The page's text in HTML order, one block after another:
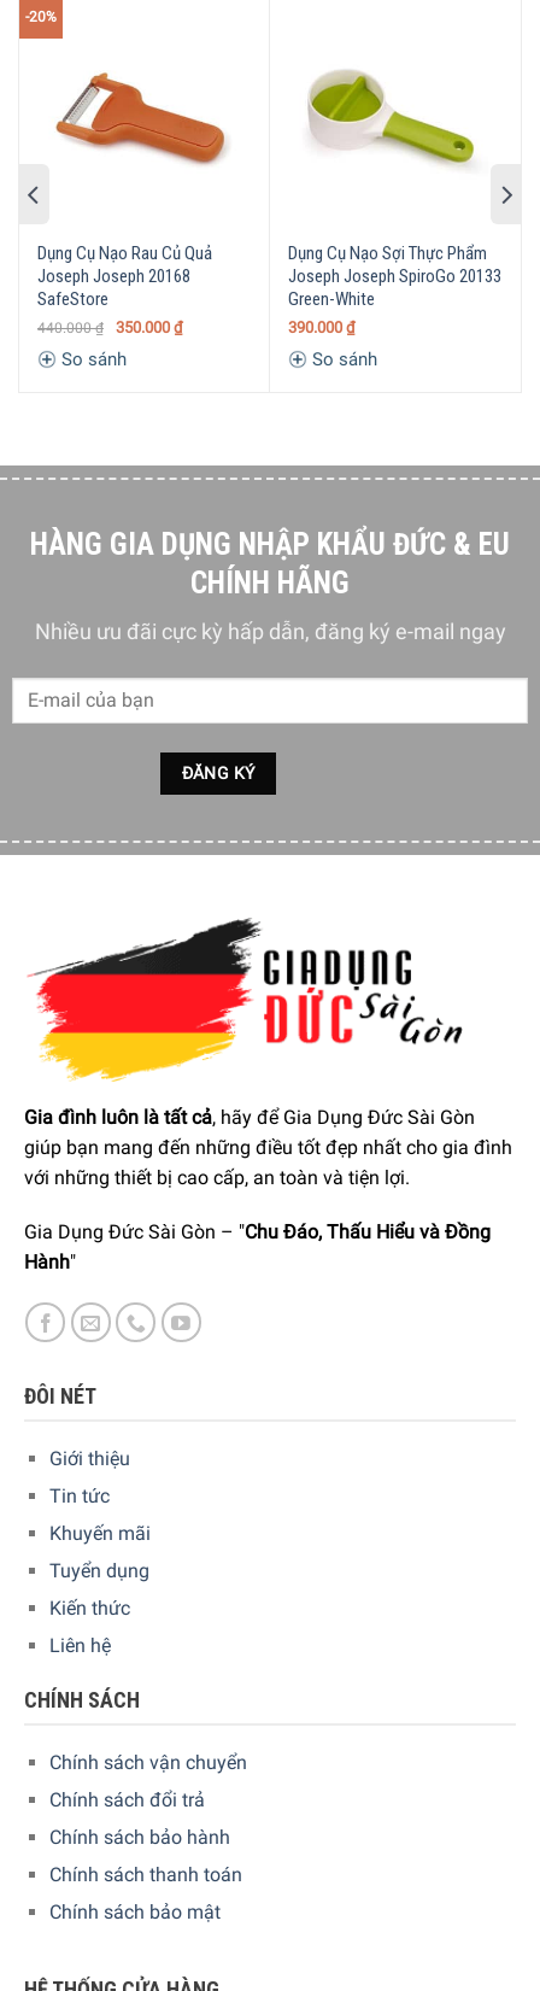
– Không chứa chất BPA độc hại – An toàn sức khẻo khi sử
dụng dao
– Dao gọt có thể rửa bằng máy rửa chén
1 lưỡi cạo cứng, thẳng dùng gọt vỏ các loại rau củ quả
như: khoai tây, mướp, bầu,…
1 lưỡi dao nạo cà rốt, xoài để làm nộm, món xào
-20%
Dụng Cụ Nạo Rau Củ Quả
Joseph Joseph 20168
SafeStore
440.000₫ 350.000 ₫
So sánh
Dụng Cụ Nạo Sợi Thực Phẩm
Joseph Joseph SpiroGo 20133
Green-White
390.000₫
So sánh
HÀNG GIA DỤNG NHẬP KHẨU ĐỨC & EU
CHÍNH HÃNG
Nhiều ưu đãi cực kỳ hấp dẫn, đăng ký e-mail ngay
Gia đình luôn là tất cả, hãy để Gia Dụng Đức Sài Gòn
giúp bạn mang đến những điều tốt đẹp nhất cho gia đình
với những thiết bị cao cấp, an toàn và tiện lợi.
Gia Dụng Đức Sài Gòn – "Chu Đáo, Thấu Hiểu và Đồng
Hành"
ĐÔI NÉT
Giới thiệu
Tin tức
Khuyến mãi
Tuyển dụng
Kiến thức
Liên hệ
CHÍNH SÁCH
Chính sách vận chuyển
Chính sách đổi trả
Chính sách bảo hành
Chính sách thanh toán
Chính sách bảo mật